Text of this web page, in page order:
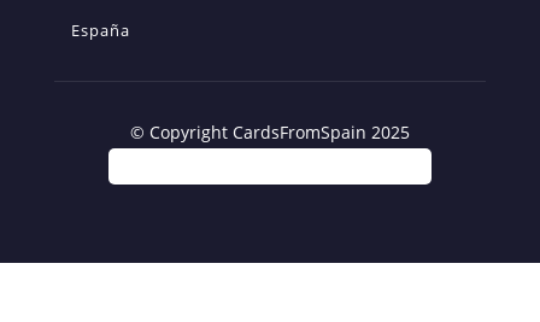
España
© Copyright CardsFromSpain 2025